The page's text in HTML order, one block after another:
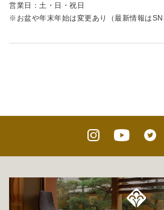
営業日：土・日・祝日
※お盆や年末年始は変更あり（最新情報は